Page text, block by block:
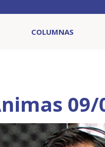
COLUMNAS
09/